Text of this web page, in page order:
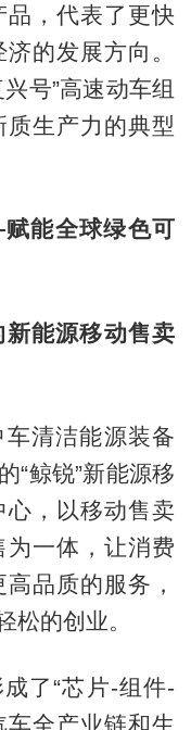
，代表了更快
的发展方向。
号”高速动车组
生产力的典型
能全球绿色可
能源移动售卖
清洁能源装备
“鲸锐”新能源移
，以移动售卖
一体，让消费
品质的服务，
松的创业。
了“芯片-组件-
车全产业链和生